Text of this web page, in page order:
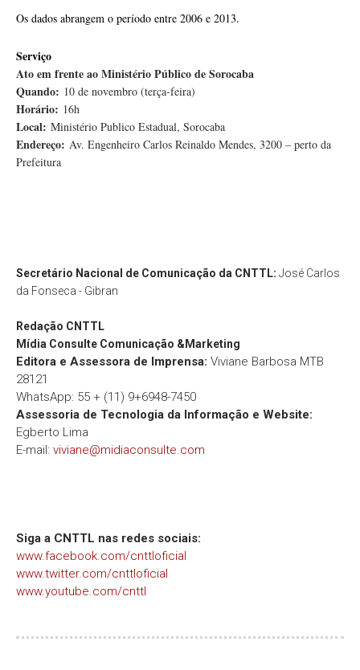
Os dados abrangem o período entre 2006 e 2013.
Serviço
Ato em frente ao Ministério Público de Sorocaba
Quando: 10 de novembro (terça-feira)
Horário: 16h
Local: Ministério Publico Estadual, Sorocaba
Endereço: Av. Engenheiro Carlos Reinaldo Mendes, 3200 – perto da
Prefeitura
Secretário Nacional de Comunicação da CNTTL: José Carlos
da Fonseca - Gibran
Redação CNTTL
Mídia Consulte Comunicação &Marketing
Editora e Assessora de Imprensa: Viviane Barbosa MTB
28121
WhatsApp: 55 + (11) 9+6948-7450
Assessoria de Tecnologia da Informação e Website:
Egberto Lima
E-mail: viviane@midiaconsulte.com
Siga a CNTTL nas redes sociais:
www.facebook.com/cnttloficial
www.twitter.com/cnttloficial
www.youtube.com/cnttl